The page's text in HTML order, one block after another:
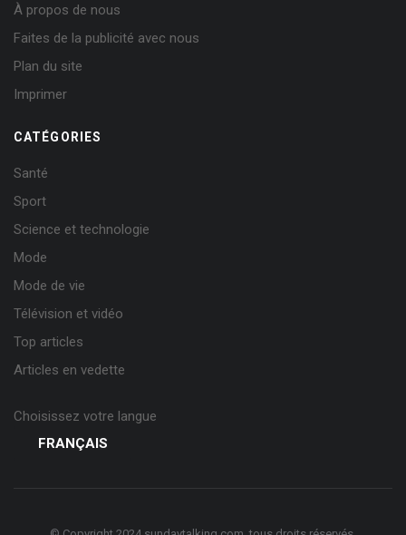
À propos de nous
Faites de la publicité avec nous
Plan du site
Imprimer
CATÉGORIES
Santé
Sport
Science et technologie
Mode
Mode de vie
Télévision et vidéo
Top articles
Articles en vedette
Choisissez votre langue
FRANÇAIS